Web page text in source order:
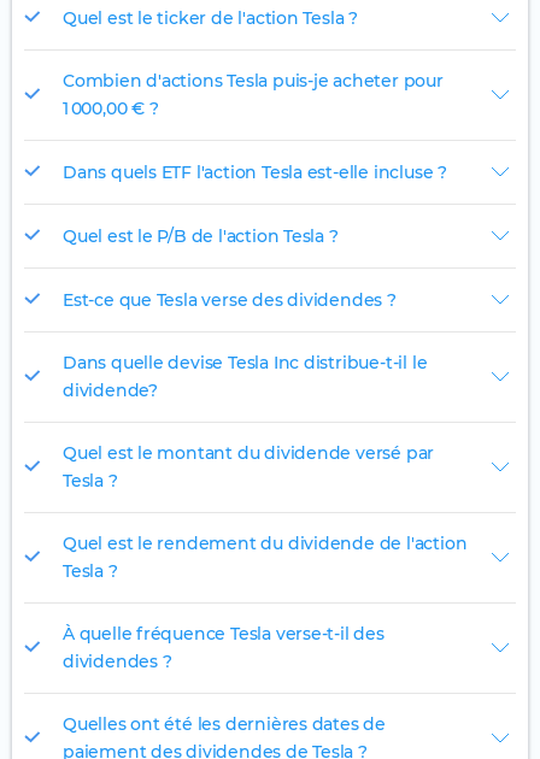
Quel est le ticker de l'action Tesla ?
Combien d'actions Tesla puis-je acheter pour
1 000,00 € ?
Dans quels ETF l'action Tesla est-elle incluse ?
Quel est le P/B de l'action Tesla ?
Est-ce que Tesla verse des dividendes ?
Dans quelle devise Tesla Inc distribue-t-il le
dividende?
Quel est le montant du dividende versé par
Tesla ?
Quel est le rendement du dividende de l'action
Tesla ?
À quelle fréquence Tesla verse-t-il des
dividendes ?
Quelles ont été les dernières dates de
paiement des dividendes de Tesla ?